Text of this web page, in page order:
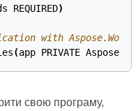
REQUIRED)
(app PRIVATE Aspose::
свою програму,